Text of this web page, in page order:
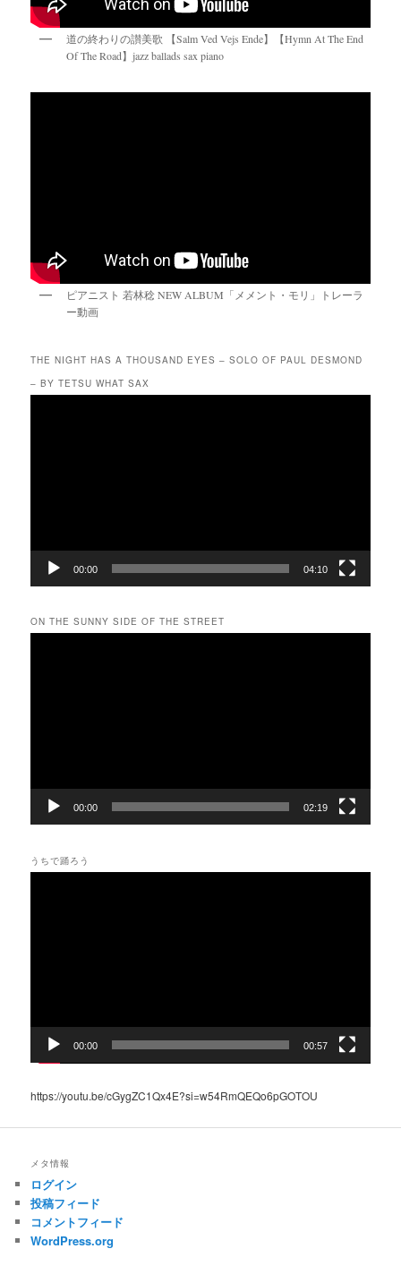
道の終わりの讃美歌 【Salm Ved Vejs Ende】【Hymn At The End
Of The Road】jazz ballads sax piano
ピアニスト 若林稔 NEW ALBUM「メメント・モリ」トレーラ
ー動画
THE NIGHT HAS A THOUSAND EYES – SOLO OF PAUL DESMOND
– BY TETSU WHAT SAX
00:00 04:10
ON THE SUNNY SIDE OF THE STREET
00:00 02:19
うちで踊ろう
00:00 00:57
https://youtu.be/cGygZC1Qx4E?si=w54RmQEQo6pGOTOU
メタ情報
ログイン
投稿フィード
コメントフィード
WordPress.org